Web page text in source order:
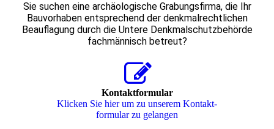
Sie suchen eine archäologische Grabungsfirma, die Ihr
Bauvorhaben entsprechend der denkmalrechtlichen
Beauflagung durch die Untere Denkmalschutzbehörde
fachmännisch betreut?
Kontaktformular
Klicken Sie hier um zu unserem Kon­takt­
for­mu­lar zu gelangen